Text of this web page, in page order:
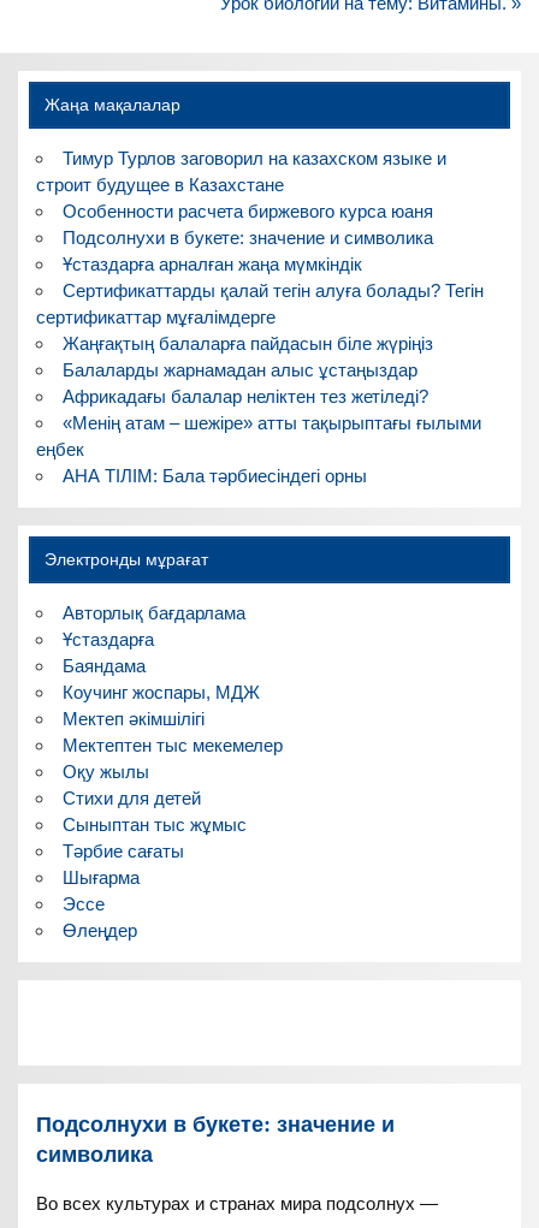
Жаңа мақалалар
Тимур Турлов заговорил на казахском языке и
строит будущее в Казахстане
Особенности расчета биржевого курса юаня
Подсолнухи в букете: значение и символика
Ұстаздарға арналған жаңа мүмкіндік
Сертификаттарды қалай тегін алуға болады? Тегін
сертификаттар мұғалімдерге
Жаңғақтың балаларға пайдасын біле жүріңіз
Балаларды жарнамадан алыс ұстаңыздар
Африкадағы балалар неліктен тез жетіледі?
«Менің атам – шежіре» атты тақырыптағы ғылыми
еңбек
АНА ТІЛІМ: Бала тәрбиесіндегі орны
Электронды мұрағат
Авторлық бағдарлама
Ұстаздарға
Баяндама
Коучинг жоспары, МДЖ
Мектеп әкімшілігі
Мектептен тыс мекемелер
Оқу жылы
Стихи для детей
Сыныптан тыс жұмыс
Тәрбие сағаты
Шығарма
Эссе
Өлеңдер
Подсолнухи в букете: значение и
символика
Во всех культурах и странах мира подсолнух —